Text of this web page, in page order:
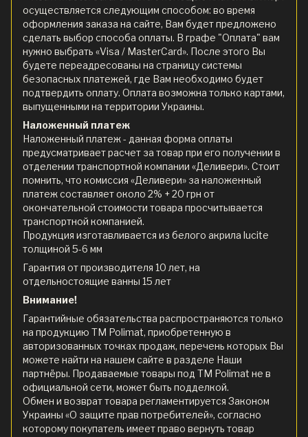
осуществляется следующим способом: во время
оформления заказа на сайте, Вам будет предложено
сделать выбор способа оплаты. В графе "Оплата" вам
нужно выбрать «Visa / MasterCard». После этого Вы
будете переадресованы на страницу системы
безопасных платежей, где Вам необходимо будет
подтвердить оплату. Оплата возможна только картами,
выпущенными на территории Украины.
Наложенный платеж
Наложенный платеж - данная форма оплаты
предусматривает расчет за товар при его получении в
отделении транспортной компании «Деливери». Стоит
помнить, что комиссия «Деливери» за наложенный
платеж составляет около 2% + 20 грн от
окончательной стоимости товара просчитывается
транспортной компанией.
Продукция изготавливается из белого акрила lucite
толщиной 5-6 мм
Гарантия от производителя 10 лет, на
отдельностоящие ванны 15 лет
Внимание!
Гарантийные обязательства распространяются только
на продукцию ТМ Polimat, приобретенную в
авторизованных точках продаж, перечень которых Вы
можете найти на нашем сайте в разделе Наши
партнёры. Продаваемые товары под ТМ Polimat не в
официальной сети, может быть подделкой.
Обмен и возврат товара регламентируется Законом
Украины «О защите прав потребителей», согласно
которому покупатель имеет право вернуть товар